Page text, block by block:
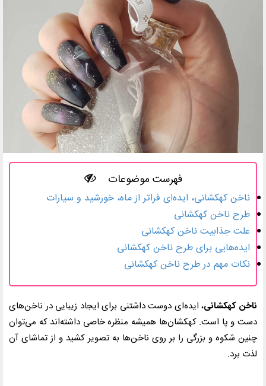
فهرست موضوعات
ناخن کهکشانی، ایده‌ای فراتر از ماه، خورشید و سیارات
طرح ناخن کهکشانی
علت جذابیت ناخن کهکشانی
ایده‌هایی برای طرح ناخن کهکشانی
نکات مهم در طرح ناخن کهکشانی
ناخن کهکشانی، ایده‌ای دوست داشتنی برای ایجاد زیبایی در ناخن‌های
دست و پا است. کهکشان‌ها همیشه منظره خاصی داشته‌اند که می‌توان
چنین شکوه و بزرگی را بر روی ناخن‌ها به تصویر کشید و از تماشای آن
لذت برد.